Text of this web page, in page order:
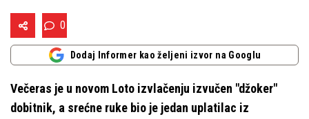
0
Dodaj Informer kao željeni izvor na Googlu
Večeras je u novom Loto izvlačenju izvučen "džoker"
dobitnik, a srećne ruke bio je jedan uplatilac iz